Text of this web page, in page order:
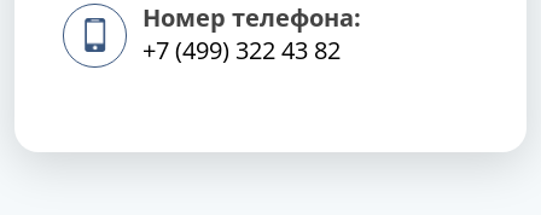
Номер телефона:
+7 (499) 322 43 82